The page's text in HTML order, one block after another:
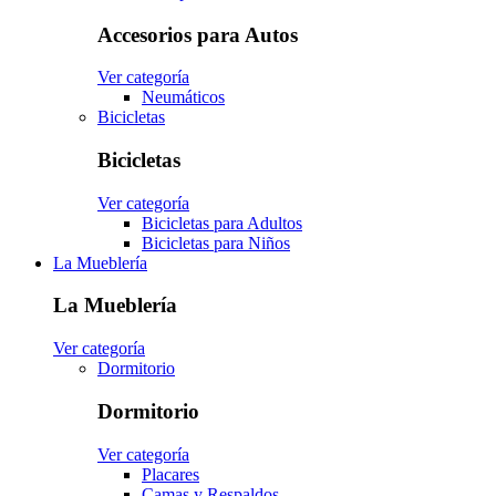
Accesorios para Autos
Ver categoría
Neumáticos
Bicicletas
Bicicletas
Ver categoría
Bicicletas para Adultos
Bicicletas para Niños
La Mueblería
La Mueblería
Ver categoría
Dormitorio
Dormitorio
Ver categoría
Placares